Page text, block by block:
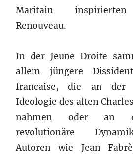
Maritain inspirierten
Renouveau.
In der Jeune Droite
allem jüngere
francaise, die an der
Ideologie des alten
nahmen oder an
revolutionäre
Autoren wie Jean